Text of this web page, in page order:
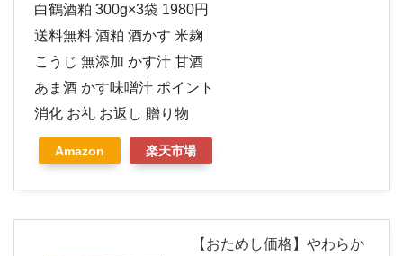
白鶴酒粕 300g×3袋 1980円
送料無料 酒粕 酒かす 米麹
こうじ 無添加 かす汁 甘酒
あま酒 かす味噌汁 ポイント
消化 お礼 お返し 贈り物
Amazon 楽天市場
【おためし価格】やわらか